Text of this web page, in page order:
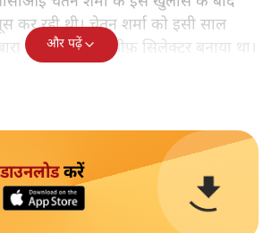
चेतन शर्मा के इस खुलासे के बाद
कर रही थी। चेतन शर्मा को इसी साल
बीसीसीआई ने चीफ़ सिलेक्टर बनाया था।
और पढ़ें
डाउनलोडकरें